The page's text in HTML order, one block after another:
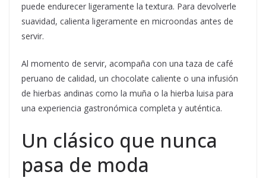
puede endurecer ligeramente la textura. Para devolverle
suavidad, calienta ligeramente en microondas antes de
servir.
Al momento de servir, acompaña con una taza de café
peruano de calidad, un chocolate caliente o una infusión
de hierbas andinas como la muña o la hierba luisa para
una experiencia gastronómica completa y auténtica.
Un clásico que nunca
pasa de moda